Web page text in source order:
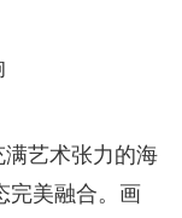
艺术张力的海
完美融合。画